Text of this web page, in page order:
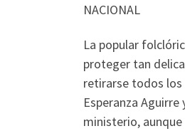
NACIONAL
La popular
proteger tan
retirarse todos los
Esperanza
ministerio, aunque